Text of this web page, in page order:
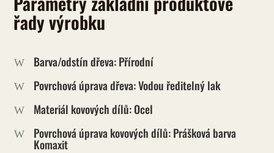
řady výrobku
W Barva/odstín dřeva: Přírodní
W Povrchová úprava dřeva: Vodou ředitelný lak
W Materiál kovových dílů: Ocel
W Povrchová úprava kovových dílů: Prášková barva
Komaxit